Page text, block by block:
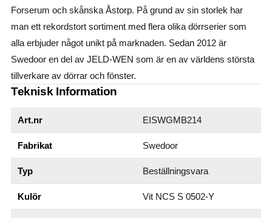
Forserum och skånska Åstorp. På grund av sin storlek har
man ett rekordstort sortiment med flera olika dörrserier som
alla erbjuder något unikt på marknaden. Sedan 2012 är
Swedoor en del av JELD-WEN som är en av världens största
tillverkare av dörrar och fönster.
Teknisk Information
Art.nr EISWGMB214
Fabrikat Swedoor
Typ Beställningsvara
Kulör Vit NCS S 0502-Y